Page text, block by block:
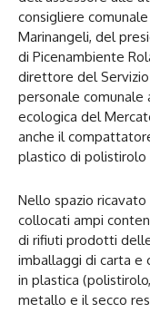
consigliere
Marinangeli, del
di Picenambiente
direttore del
personale comunale
ecologica del
anche il
plastico di polistirolo
Nello spazio
collocati ampi
di rifiuti prodotti
imballaggi di carta e
in plastica
metallo e il secco